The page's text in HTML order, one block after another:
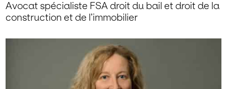
Avocat spécialiste FSA droit du bail et droit de la
construction et de l’immobilier